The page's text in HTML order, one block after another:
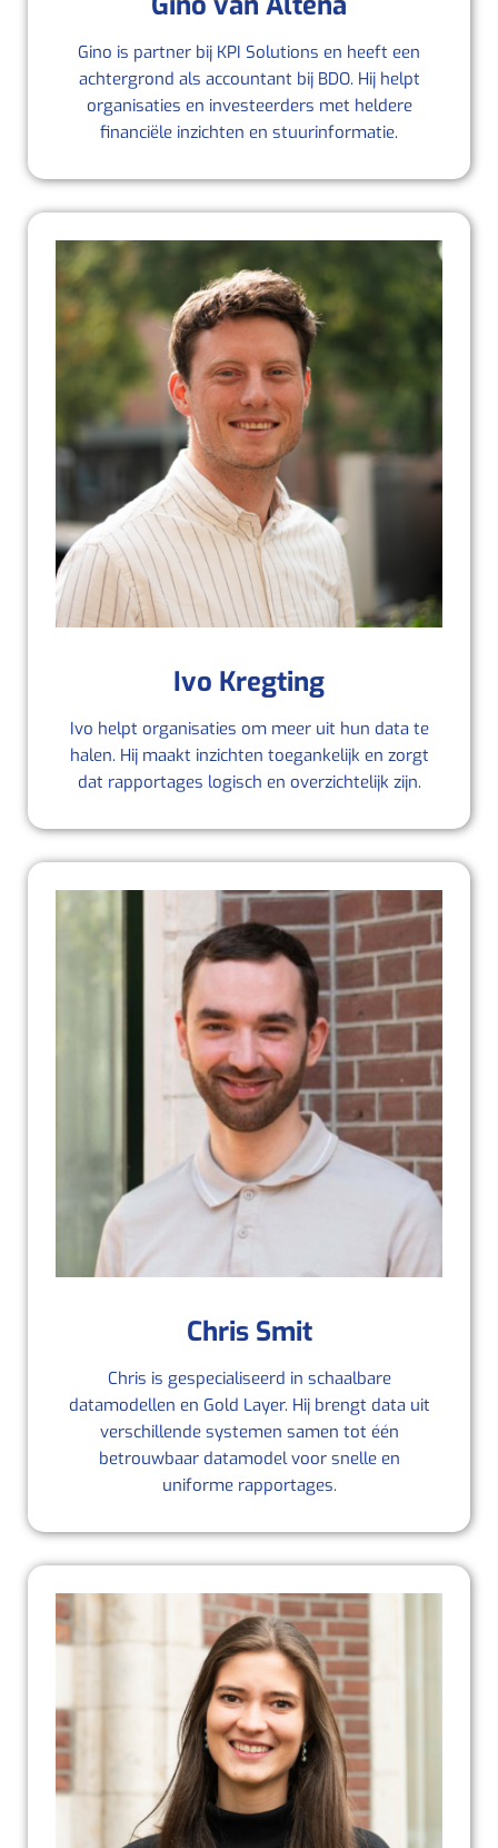
Gino is partner bij KPI Solutions en heeft een
achtergrond als accountant bij BDO. Hij helpt
organisaties en investeerders met heldere
financiële inzichten en stuurinformatie.
Ivo Kregting
Ivo helpt organisaties om meer uit hun data te
halen. Hij maakt inzichten toegankelijk en zorgt
dat rapportages logisch en overzichtelijk zijn.
Chris Smit
Chris is gespecialiseerd in schaalbare
datamodellen en Gold Layer. Hij brengt data uit
verschillende systemen samen tot één
betrouwbaar datamodel voor snelle en
uniforme rapportages.